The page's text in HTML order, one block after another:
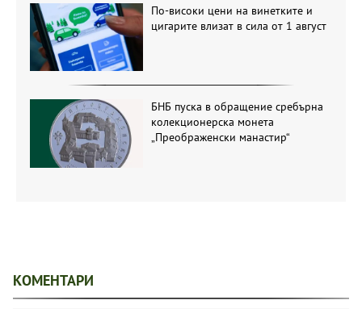
По-високи цени на винетките и
цигарите влизат в сила от 1 август
БНБ пуска в обращение сребърна
колекционерска монета
„Преображенски манастир“
КОМЕНТАРИ